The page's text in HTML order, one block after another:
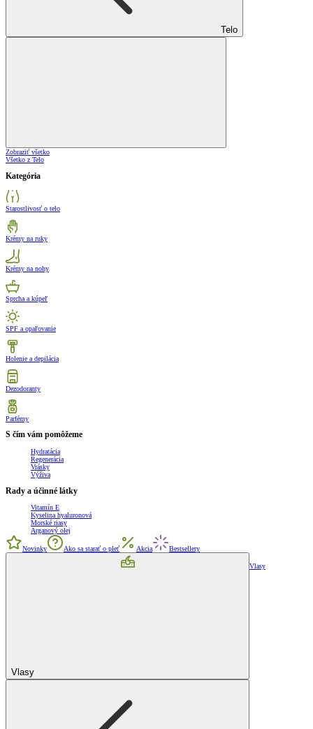
Telo
Zobraziť všetko
Všetko z Telo
Kategória
Starostlivosť o telo
Krémy na ruky
Krémy na nohy
Sprcha a kúpeľ
SPF a opaľovanie
Holenie a depilácia
Dezodoranty
Parfémy
S čím vám pomôžeme
Hydratácia
Regenerácia
Vrásky
Výživa
Rady a účinné látky
Vitamín E
Kyselina hyaluronová
Morské riasy
Arganový olej
Novinky Ako sa starať o pleť Akcia Bestsellery
Vlasy
Vlasy